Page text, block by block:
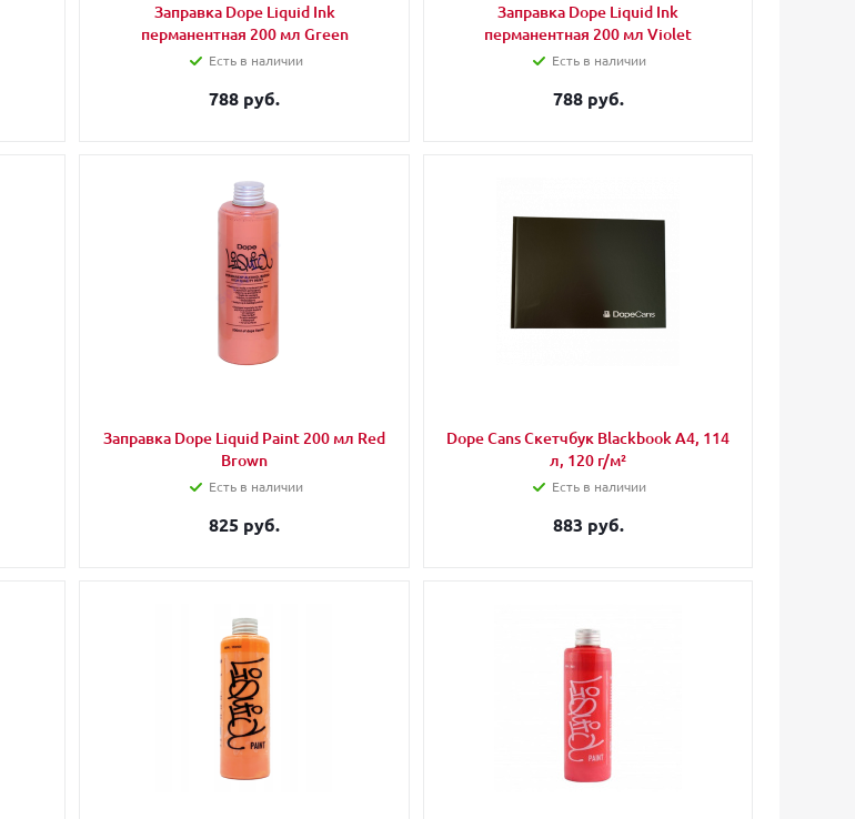
Заправка Dope Liquid Ink
перманентная 200 мл Green
Есть в наличии
788 руб.
Заправка Dope Liquid Ink
перманентная 200 мл Violet
Есть в наличии
788 руб.
Заправка Dope Liquid Paint 200 мл Red
Brown
Есть в наличии
825 руб.
Dope Cans Скетчбук Blackbook А4, 114
л, 120 г/м²
Есть в наличии
883 руб.